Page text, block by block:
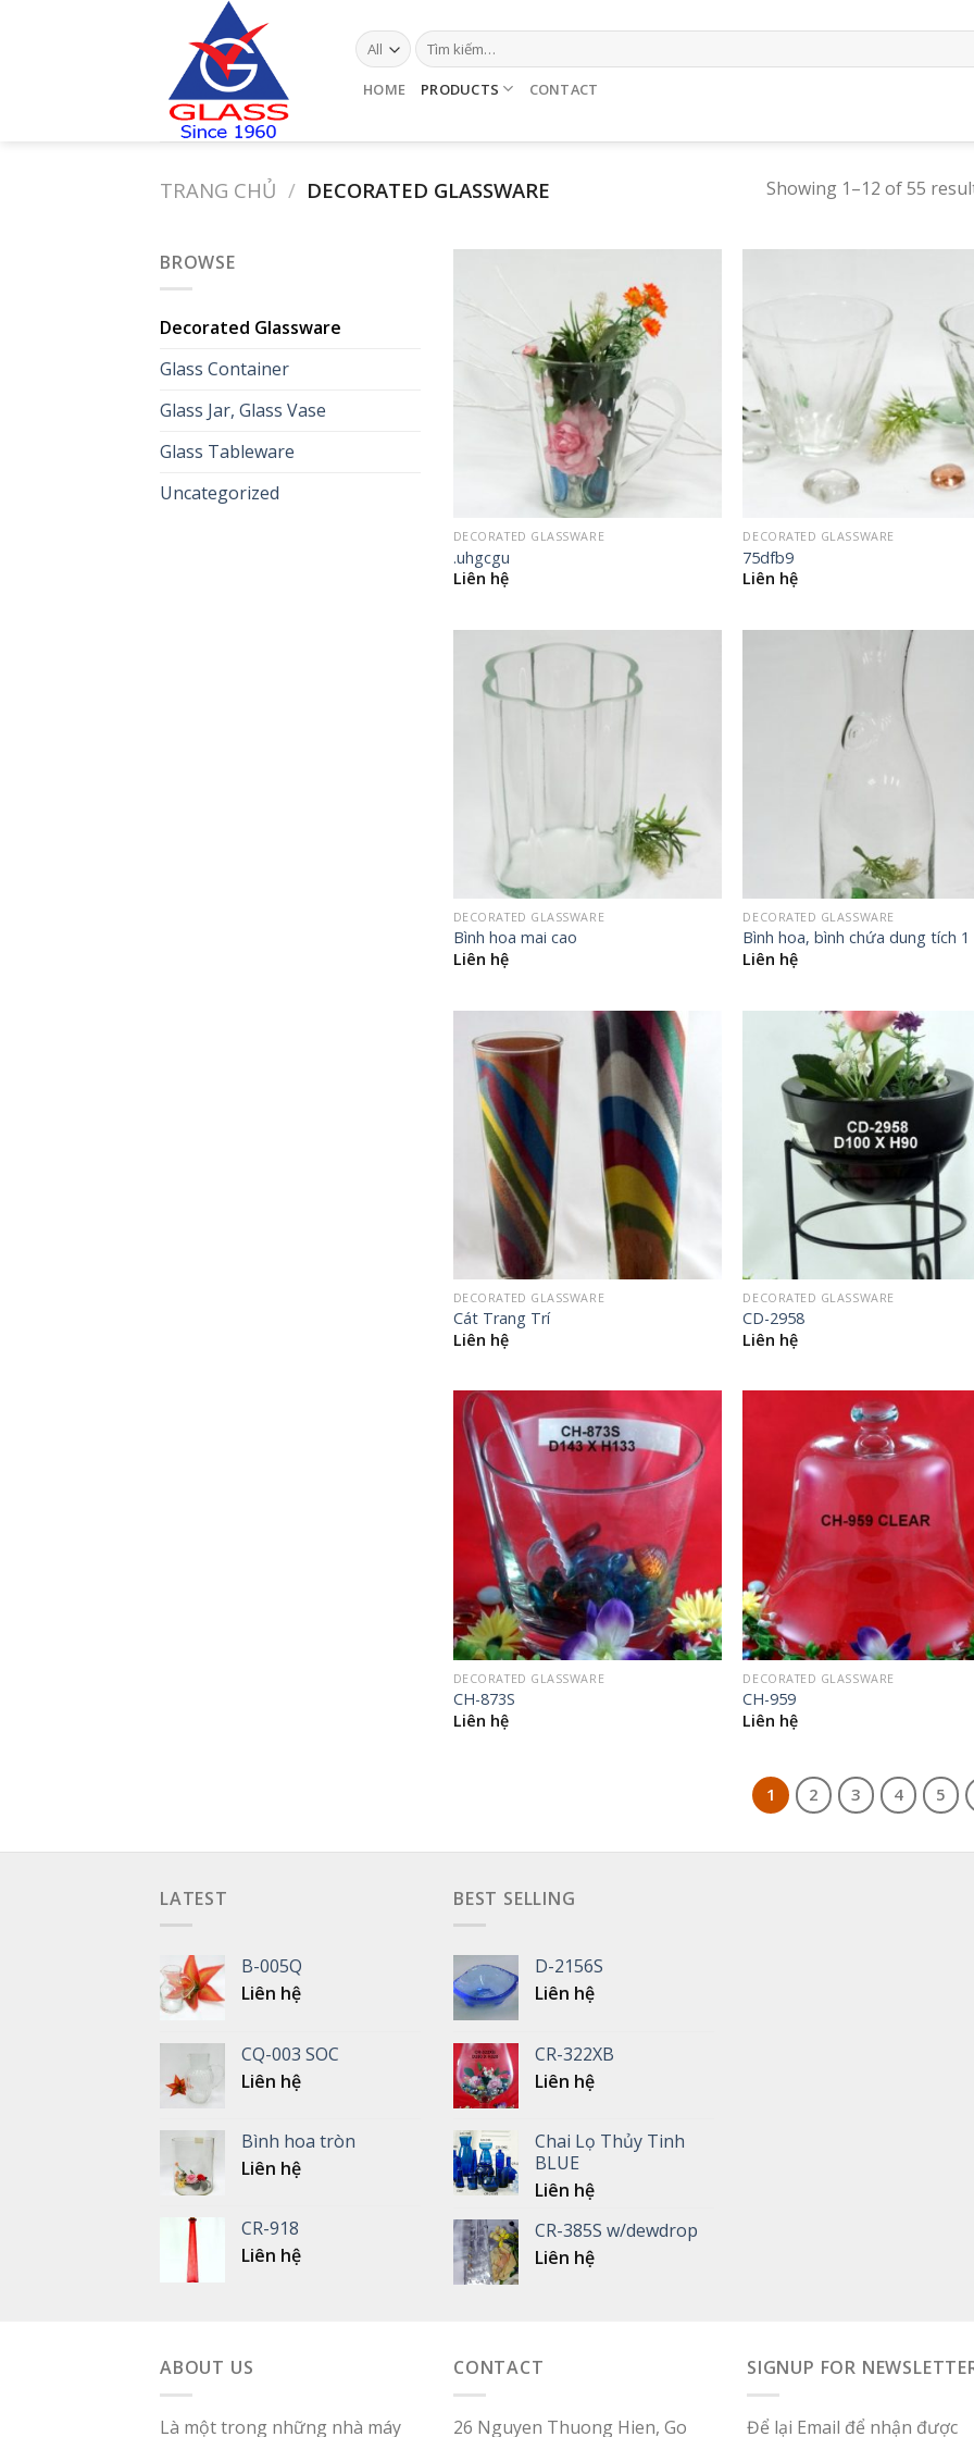
HOME PRODUCTS CONTACT
TRANG CHỦ / DECORATED GLASSWARE Showing 1–12 of 55
BROWSE
Decorated Glassware
Glass Container
Glass Jar, Glass Vase
Glass Tableware
Uncategorized
DECORATED GLASSWARE
.uhgcgu
Liên hệ
DECORATED GLASSWARE
75dfb9
Liên hệ
DECORATED GLASSWARE
Bình hoa mai cao
Liên hệ
DECORATED GLASSWARE
Bình hoa, bình chứa dung tích
Liên hệ
DECORATED GLASSWARE
Cát Trang Trí
Liên hệ
DECORATED GLASSWARE
CD-2958
Liên hệ
DECORATED GLASSWARE
CH-873S
Liên hệ
DECORATED GLASSWARE
CH-959
Liên hệ
1 2 3 4 5
LATEST
B-005Q
Liên hệ
CQ-003 SOC
Liên hệ
Bình hoa tròn
Liên hệ
CR-918
Liên hệ
BEST SELLING
D-2156S
Liên hệ
CR-322XB
Liên hệ
Chai Lọ Thủy Tinh
BLUE
Liên hệ
CR-385S w/dewdrop
Liên hệ
ABOUT US
Là một trong những nhà máy
CONTACT
26 Nguyen Thuong Hien, Go
SIGNUP FOR
Để lại Email để nhận được